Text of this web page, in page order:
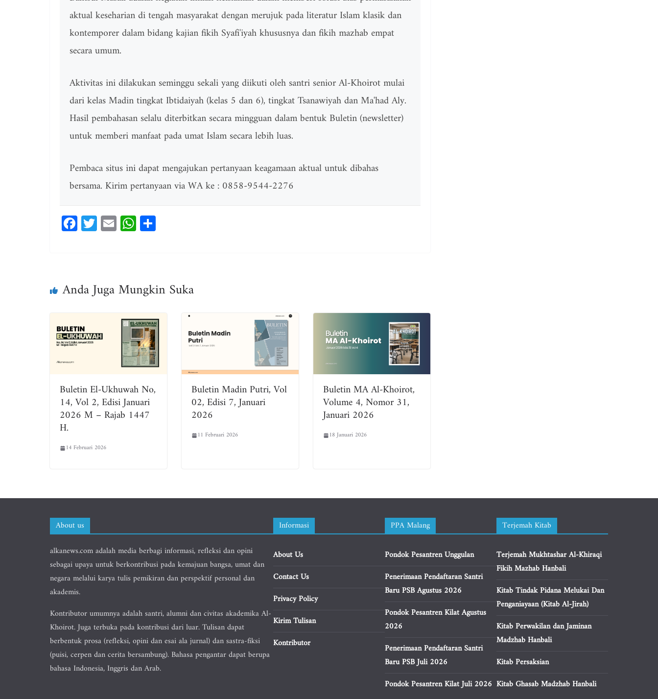
aktual keseharian di tengah masyarakat dengan merujuk pada literatur Islam klasik dan
kontemporer dalam bidang kajian fikih Syafi'iyah khususnya dan fikih mazhab empat
secara umum.
Aktivitas ini dilakukan seminggu sekali yang diikuti oleh santri senior Al-Khoirot mulai
dari kelas Madin tingkat Ibtidaiyah (kelas 5 dan 6), tingkat Tsanawiyah dan Ma'had Aly.
Hasil pembahasan selalu diterbitkan secara mingguan dalam bentuk Buletin (newsletter)
untuk memberi manfaat pada umat Islam secara lebih luas.
Pembaca situs ini dapat mengajukan pertanyaan keagamaan aktual untuk dibahas
bersama. Kirim pertanyaan via WA ke : 0858-9544-2276
Fa
ce
T
wi
E
m
W
ha
pp
Anda Juga Mungkin Suka
Buletin El-Ukhuwah No,
14, Vol 2, Edisi Januari
2026 M – Rajab 1447
H.
14 Februari 2026
Buletin Madin Putri, Vol
02, Edisi 7, Januari
2026
11 Februari 2026
Buletin MA Al-Khoirot,
Volume 4, Nomor 31,
Januari 2026
18 Januari 2026
About us
alkanews.com adalah media berbagi informasi, refleksi dan opini
sebagai upaya untuk berkontribusi pada kemajuan bangsa, umat dan
negara melalui karya tulis pemikiran dan perspektif personal dan
akademis.
Kontributor umumnya adalah santri, alumni dan civitas akademika Al-
Khoirot. Juga terbuka pada kontribusi dari luar. Tulisan dapat
berbentuk prosa (refleksi, opini dan esai ala jurnal) dan sastra-fiksi
(puisi, cerpen dan cerita bersambung). Bahasa pengantar dapat berupa
bahasa Indonesia, Inggris dan Arab.
Informasi
About Us
Contact Us
Privacy Policy
Kirim Tulisan
Kontributor
PPA Malang
Pondok Pesantren Unggulan
Penerimaan Pendaftaran Santri
Baru PSB Agustus 2026
Pondok Pesantren Kilat Agustus
2026
Penerimaan Pendaftaran Santri
Baru PSB Juli 2026
Pondok Pesantren Kilat Juli 2026
Terjemah Kitab
Terjemah Mukhtashar Al-Khiraqi
Fikih Mazhab Hanbali
Kitab Tindak Pidana Melukai Dan
Penganiayaan (Kitab Al-Jirah)
Kitab Perwakilan dan Jaminan
Madzhab Hanbali
Kitab Persaksian
Kitab Ghasab Madzhab Hanbali